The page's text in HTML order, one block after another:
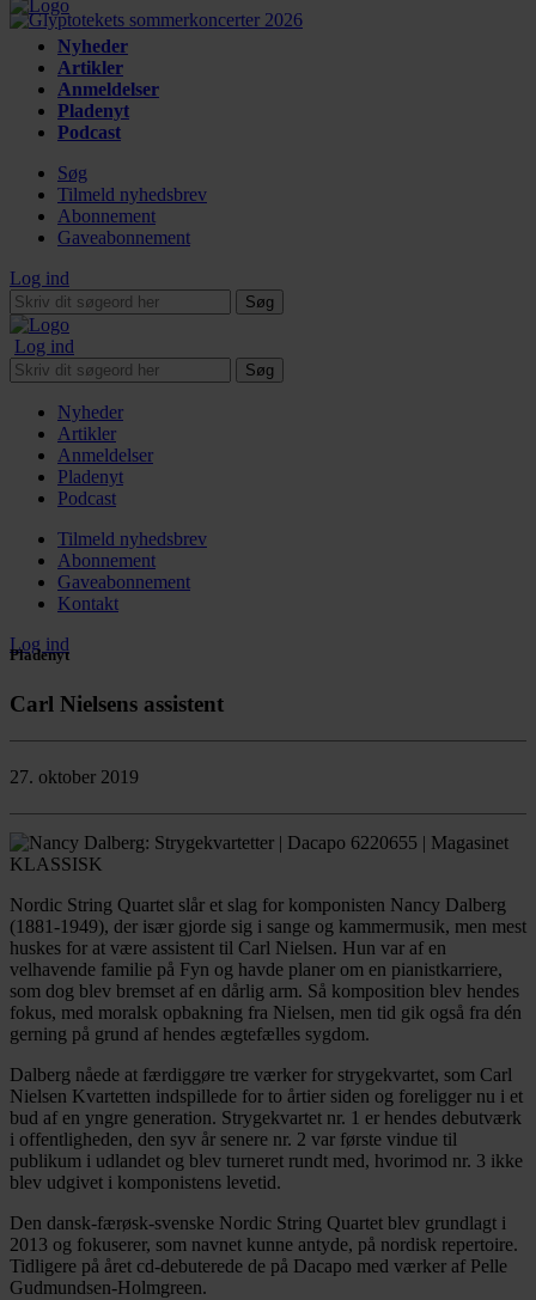
Nyheder
Artikler
Anmeldelser
Pladenyt
Podcast
Søg
Tilmeld nyhedsbrev
Abonnement
Gaveabonnement
Log ind
Søg
Log ind
Søg
Nyheder
Artikler
Anmeldelser
Pladenyt
Podcast
Tilmeld nyhedsbrev
Abonnement
Gaveabonnement
Kontakt
Log ind
Pladenyt
Carl Nielsens assistent
27. oktober 2019
Nordic String Quartet slår et slag for komponisten Nancy Dalberg
(1881-1949), der især gjorde sig i sange og kammermusik, men mest
huskes for at være assistent til Carl Nielsen. Hun var af en
velhavende familie på Fyn og havde planer om en pianistkarriere,
som dog blev bremset af en dårlig arm. Så komposition blev hendes
fokus, med moralsk opbakning fra Nielsen, men tid gik også fra dén
gerning på grund af hendes ægtefælles sygdom.
Dalberg nåede at færdiggøre tre værker for strygekvartet, som Carl
Nielsen Kvartetten indspillede for to årtier siden og foreligger nu i et
bud af en yngre generation. Strygekvartet nr. 1 er hendes debutværk
i offentligheden, den syv år senere nr. 2 var første vindue til
publikum i udlandet og blev turneret rundt med, hvorimod nr. 3 ikke
blev udgivet i komponistens levetid.
Den dansk-færøsk-svenske Nordic String Quartet blev grundlagt i
2013 og fokuserer, som navnet kunne antyde, på nordisk repertoire.
Tidligere på året cd-debuterede de på Dacapo med værker af Pelle
Gudmundsen-Holmgreen.